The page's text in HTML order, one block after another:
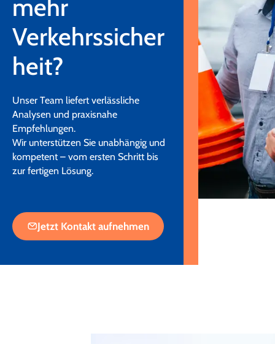
mehr
Verkehrssicher
heit?
Unser Team liefert verlässliche
Analysen und praxisnahe
Empfehlungen.
Wir unterstützen Sie unabhängig und
kompetent – vom ersten Schritt bis
zur fertigen Lösung.
Jetzt Kontakt aufnehmen